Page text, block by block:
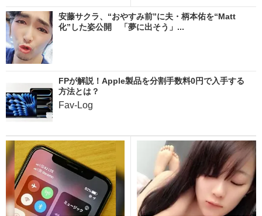
安藤サクラ、“おやすみ前”に夫・柄本佑を“Matt
化”した姿公開 「夢に出そう」...
FPが解説！Apple製品を分割手数料0円で入手する
方法とは？
Fav-Log